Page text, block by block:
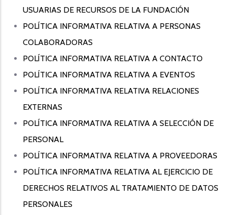
USUARIAS DE RECURSOS DE LA FUNDACIÓN
POLÍTICA INFORMATIVA RELATIVA A PERSONAS
COLABORADORAS
POLÍTICA INFORMATIVA RELATIVA A CONTACTO
POLÍTICA INFORMATIVA RELATIVA A EVENTOS
POLÍTICA INFORMATIVA RELATIVA RELACIONES
EXTERNAS
POLÍTICA INFORMATIVA RELATIVA A SELECCIÓN DE
PERSONAL
POLÍTICA INFORMATIVA RELATIVA A PROVEEDORAS
POLÍTICA INFORMATIVA RELATIVA AL EJERCICIO DE
DERECHOS RELATIVOS AL TRATAMIENTO DE DATOS
PERSONALES